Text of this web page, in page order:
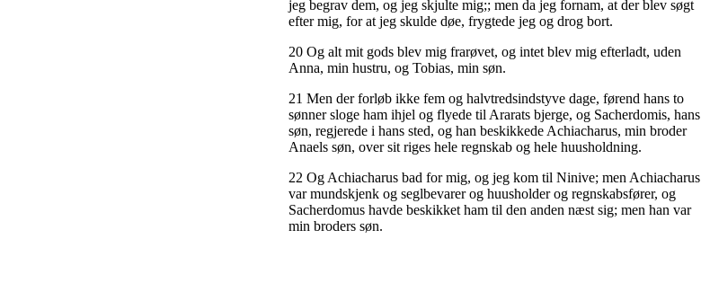
jeg begrav dem, og jeg skjulte mig;; men da jeg fornam, at der blev søgt
efter mig, for at jeg skulde døe, frygtede jeg og drog bort.
20 Og alt mit gods blev mig frarøvet, og intet blev mig efterladt, uden
Anna, min hustru, og Tobias, min søn.
21 Men der forløb ikke fem og halvtredsindstyve dage, førend hans to
sønner sloge ham ihjel og flyede til Ararats bjerge, og Sacherdomis, hans
søn, regjerede i hans sted, og han beskikkede Achiacharus, min broder
Anaels søn, over sit riges hele regnskab og hele huusholdning.
22 Og Achiacharus bad for mig, og jeg kom til Ninive; men Achiacharus
var mundskjenk og seglbevarer og huusholder og regnskabsfører, og
Sacherdomus havde beskikket ham til den anden næst sig; men han var
min broders søn.